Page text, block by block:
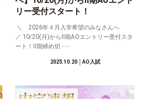
リー受付スタート！
＼ 2026年４月入学希望のみなさんへ
／ 10/20(月)からⅡ期AOエントリー受付スタ
ート！Ⅱ期締め切 ･･･
2025.10.20│AO入試